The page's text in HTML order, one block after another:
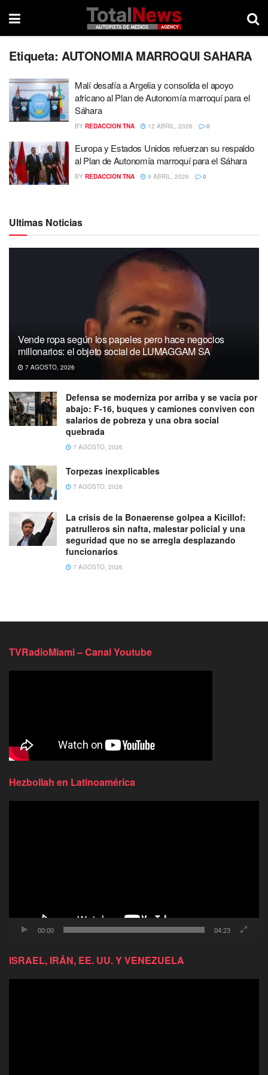
Etiqueta: AUTONOMIA MARROQUI SAHARA
Malí desafía a Argelia y consolida el apoyo
africano al Plan de Autonomía marroquí para el
Sáhara
BY REDACCION TNA 12 ABRIL, 2026 0
Europa y Estados Unidos refuerzan su respaldo
al Plan de Autonomía marroquí para el Sáhara
BY REDACCION TNA 9 ABRIL, 2026 0
Ultimas Noticias
Vende ropa según los papeles pero hace negocios
millonarios: el objeto social de LUMAGGAM SA
7 AGOSTO, 2026
Defensa se moderniza por arriba y se vacía por
abajo: F-16, buques y camiones conviven con
salarios de pobreza y una obra social
quebrada
7 AGOSTO, 2026
Torpezas inexplicables
7 AGOSTO, 2026
La crisis de la Bonaerense golpea a Kicillof:
patrulleros sin nafta, malestar policial y una
seguridad que no se arregla desplazando
funcionarios
7 AGOSTO, 2026
TVRadioMiami – Canal Youtube
Hezbollah en Latinoamérica
00:00 04:23
ISRAEL, IRÁN, EE. UU. Y VENEZUELA